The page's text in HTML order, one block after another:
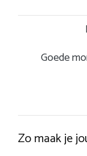
Goede
Zo maak je